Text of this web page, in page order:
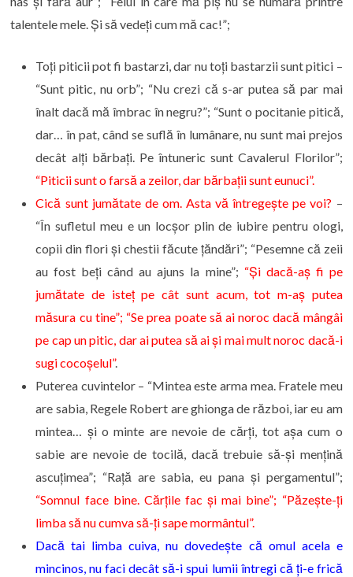
talentele mele. Și să vedeți cum mă cac!”;
Toți piticii pot fi bastarzi, dar nu toți bastarzii sunt pitici –
“Sunt pitic, nu orb”; “Nu crezi că s-ar putea să par mai
înalt dacă mă îmbrac în negru?”; “Sunt o pocitanie pitică,
dar… în pat, când se suflă în lumânare, nu sunt mai prejos
decât alți bărbați. Pe întuneric sunt Cavalerul Florilor”;
“Piticii sunt o farsă a zeilor, dar bărbații sunt eunuci”.
Cică sunt jumătate de om. Asta vă întregește pe voi? –
“În sufletul meu e un locșor plin de iubire pentru ologi,
copii din flori și chestii făcute țăndări”; “Pesemne că zeii
au fost beți când au ajuns la mine”; “Și dacă-aș fi pe
jumătate de isteț pe cât sunt acum, tot m-aș putea
măsura cu tine”; “Se prea poate să ai noroc dacă mângâi
pe cap un pitic, dar ai putea să ai și mai mult noroc dacă-i
sugi cocoșelul”.
Puterea cuvintelor – “Mintea este arma mea. Fratele meu
are sabia, Regele Robert are ghionga de război, iar eu am
mintea… și o minte are nevoie de cărți, tot așa cum o
sabie are nevoie de tocilă, dacă trebuie să-și mențină
ascuțimea”; “Rață are sabia, eu pana și pergamentul”;
“Somnul face bine. Cărțile fac și mai bine”; “Păzește-ți
limba să nu cumva să-ți sape mormântul”.
Dacă tai limba cuiva, nu dovedește că omul acela e
mincinos, nu faci decât să-i spui lumii întregi că ți-e frică